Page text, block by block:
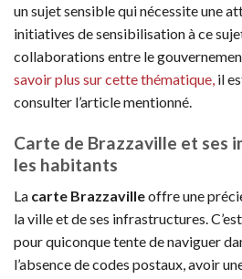
un sujet sensible qui nécessite une
initiatives de sensibilisation à ce
collaborations entre le
savoir plus sur cette thématique, il
consulter l’article mentionné.
Carte de Brazzaville et ses
les habitants
La carte Brazzavilleoffre une
la ville et de ses infrastructures.
pour quiconque tente de naviguer
l’absence de codes postaux, avoir